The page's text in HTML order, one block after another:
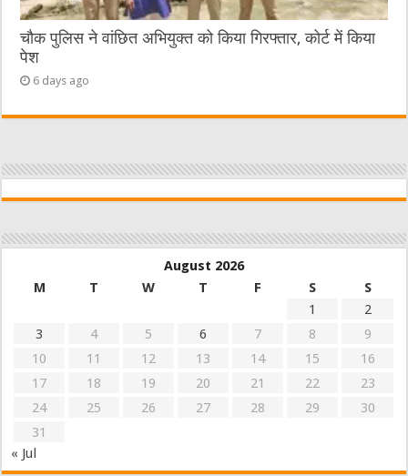
चौक पुलिस ने वांछित अभियुक्त को किया गिरफ्तार, कोर्ट में किया
पेश
6 days ago
August 2026
M
T W T F S
S
1
2
3
4 5 6 7 8
9
10
11 12 13 14 15
16
17
18 19 20 21 22
23
24
25 26 27 28 29
30
31
« Jul